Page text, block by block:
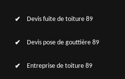
Devis fuite de toiture 89
Devis pose de gouttière 89
Entreprise de toiture 89